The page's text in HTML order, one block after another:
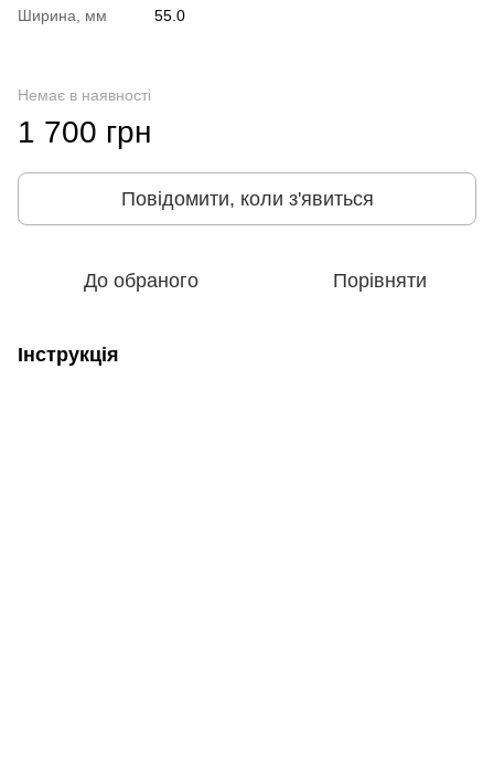
Ширина, мм
55.0
Немає в наявності
1 700 грн
Повідомити, коли з'явиться
До обраного Порівняти
Інструкція